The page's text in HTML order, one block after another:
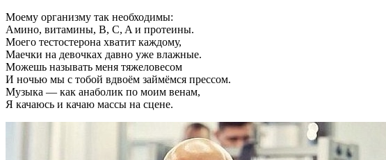
Моему организму так необходимы:
Амино, витамины, B, C, A и протеины.
Моего тестостерона хватит каждому,
Маечки на девочках давно уже влажные.
Можешь называть меня тяжеловесом
И ночью мы с тобой вдвоём займёмся прессом.
Музыка — как анаболик по моим венам,
Я качаюсь и качаю массы на сцене.